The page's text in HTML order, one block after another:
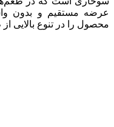
عرضه مستقیم و بدون
محصول را در تنوع بالایی